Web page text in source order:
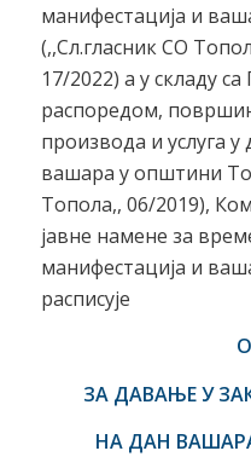
манифестација и
(,,Сл.гласник СО
17/2022) а у складу
распоредом,
производа и услуга
вашара у општини
Топола,, 06/2019),
јавне намене за
манифестација и
расписује
ЗА ДАВАЊЕ У
НА ДАН